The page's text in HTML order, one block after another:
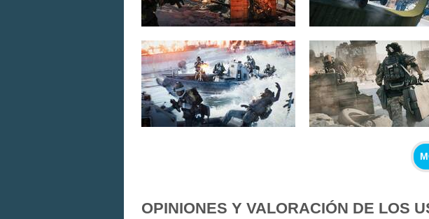
OPINIONES Y VALORACIÓN DE LOS